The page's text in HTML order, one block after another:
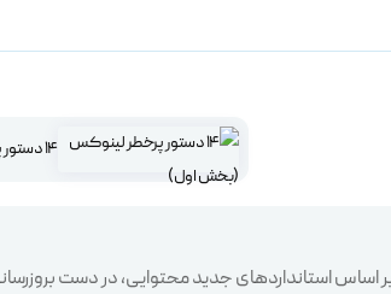
14 دستور پرخطر لینوکس (بخش اول)
اساس استانداردهای جدید محتوایی، در دست